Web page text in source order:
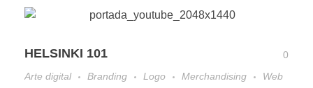
HELSINKI 101
0
Arte digital
Branding Logo Merchandising Web